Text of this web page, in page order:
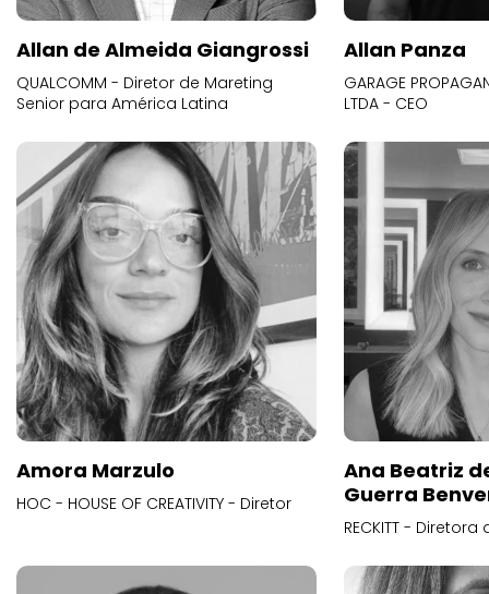
Allan de Almeida Giangrossi
QUALCOMM - Diretor de Mareting
Senior para América Latina
Allan Panza
GARAGE
LTDA - CEO
Amora Marzulo
HOC - HOUSE OF CREATIVITY - Diretor
Ana Beatriz
Guerra
RECKITT -